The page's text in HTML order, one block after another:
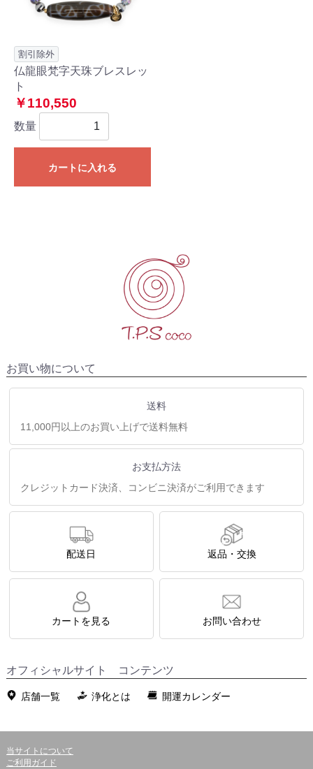
割引除外
仏龍眼梵字天珠ブレスレッ
ト
￥110,550
数量
カートに入れる
お買い物について
送料
11,000円以上のお買い上げで送料無料
お支払方法
クレジットカード決済、コンビニ決済がご利用できます
配送日 返品・交換
カートを見る お問い合わせ
オフィシャルサイト コンテンツ
店舗一覧 浄化とは 開運カレンダー
当サイトについて
ご利用ガイド